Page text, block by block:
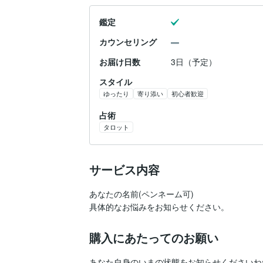
鑑定
カウンセリング
お届け日数
3日（予定）
スタイル
ゆったり 寄り添い 初心者歓迎
占術
タロット
サービス内容
あなたの名前(ペンネーム可)
具体的なお悩みをお知らせください。
購入にあたってのお願い